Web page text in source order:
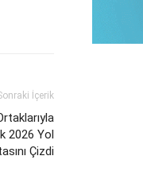
İçerik
2026 Yol
Çizdi